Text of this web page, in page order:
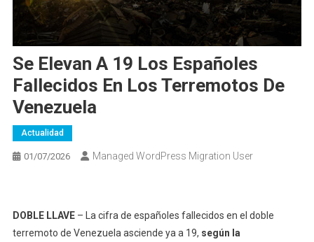
Se Elevan A 19 Los Españoles
Fallecidos En Los Terremotos De
Venezuela
Actualidad
01/07/2026 Managed WordPress Migration User
DOBLE LLAVE– La cifra de españoles fallecidos en el doble
terremoto de Venezuela asciende ya a 19, según la